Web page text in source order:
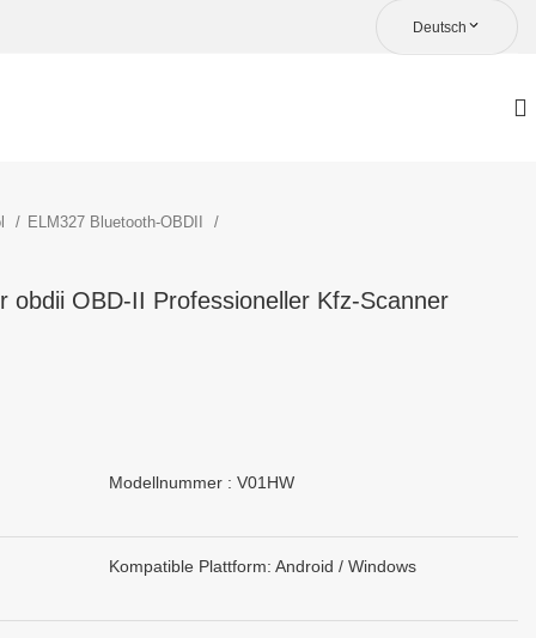
Deutsch
ELM327 Bluetooth-OBDII
obdii OBD-II Professioneller Kfz-Scanner
Modellnummer : V01HW
Kompatible Plattform: Android / Windows